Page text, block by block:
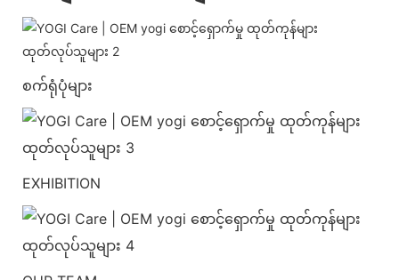
စက်ရုံပုံများ
EXHIBITION